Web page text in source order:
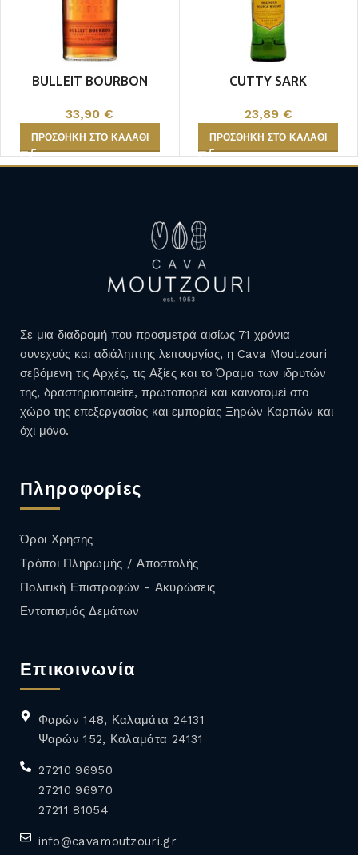
BULLEIT BOURBON
33,90€
ΠΡΟΣΘΉΚΗ ΣΤΟ ΚΑΛΆΘΙ
CUTTY SARK
23,89 €
ΠΡΟΣΘΉΚΗ ΣΤΟ ΚΑΛΆΘΙ
Σε μια διαδρομή που προσμετρά αισίως 71 χρόνια
συνεχούς και αδιάληπτης λειτουργίας, η Cava Moutzouri
σεβόμενη τις Αρχές, τις Αξίες και το Όραμα των ιδρυτών
της, δραστηριοποιείτε, πρωτοπορεί και καινοτομεί στο
χώρο της επεξεργασίας και εμπορίας Ξηρών Καρπών και
όχι μόνο.
Πληροφορίες
Όροι Χρήσης
Τρόποι Πληρωμής / Αποστολής
Πολιτική Επιστροφών - Ακυρώσεις
Εντοπισμός Δεμάτων
Επικοινωνία
Φαρών 148, Καλαμάτα 24131
Ψαρών 152, Καλαμάτα 24131
27210 96950
27210 96970
27211 81054
info@cavamoutzouri.gr